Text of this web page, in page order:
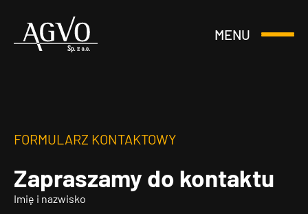
Header
MENU
Otwórz
FORMULARZ KONTAKTOWY
Zapraszamy do kontaktu